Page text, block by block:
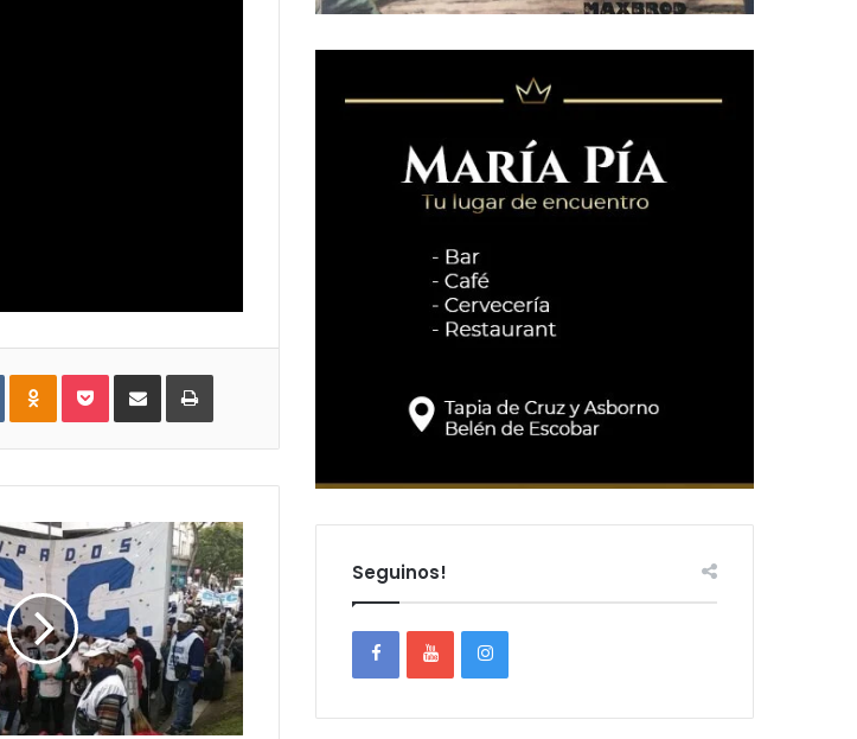
VKontakteOdnoklassniki
PocketCompartirImprimir
Seguinos!